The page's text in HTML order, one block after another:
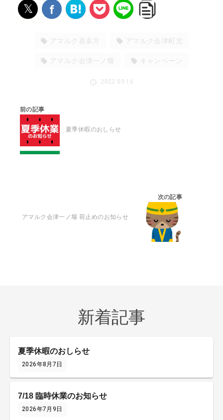
𝕏 f
アマルク喜多方 アマルク会津町北
アマルク会津一ノ堰 キャンペーン
2022.09.16
前の記事
夏季休暇のおしらせ
アマルク会津一ノ堰 荷止めのお知らせ
次の記事
新着記事
夏季休暇のおしらせ
2026年8月7日
7/18 臨時休業のお知らせ
2026年7月9日